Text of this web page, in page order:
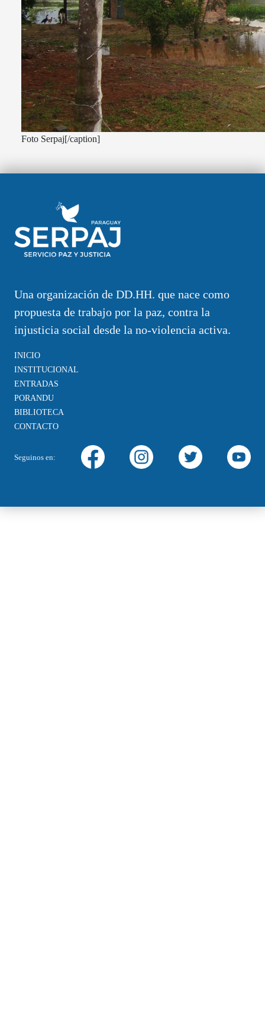
Foto Serpaj[/caption]
Una organización de DD.HH. que nace como
propuesta de trabajo por la paz, contra la
injusticia social desde la no-violencia activa.
INICIO
INSTITUCIONAL
ENTRADAS
PORANDU
BIBLIOTECA
CONTACTO
Seguinos en: